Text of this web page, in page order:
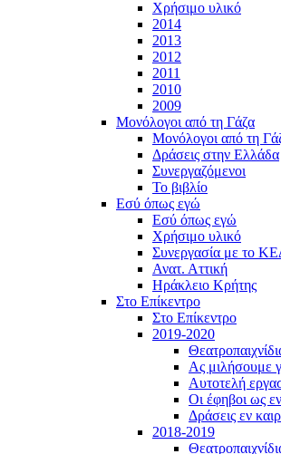
Χρήσιμο υλικό
2014
2013
2012
2011
2010
2009
Μονόλογοι από τη Γάζα
Μονόλογοι από τη
Δράσεις στην Ελλάδα
Συνεργαζόμενοι
To βιβλίο
Εσύ όπως εγώ
Εσύ όπως εγώ
Χρήσιμο υλικό
Συνεργασία με το
Ανατ. Αττική
Ηράκλειο Κρήτης
Στο Επίκεντρο
Στο Επίκεντρο
2019-2020
Ας μιλήσουμε
Αυτοτελή
Οι έφηβοι ως
Δράσεις εν
2018-2019